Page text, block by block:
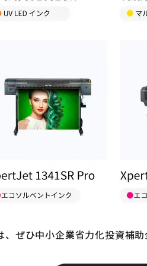
ぜひ中小企業省力化投資補